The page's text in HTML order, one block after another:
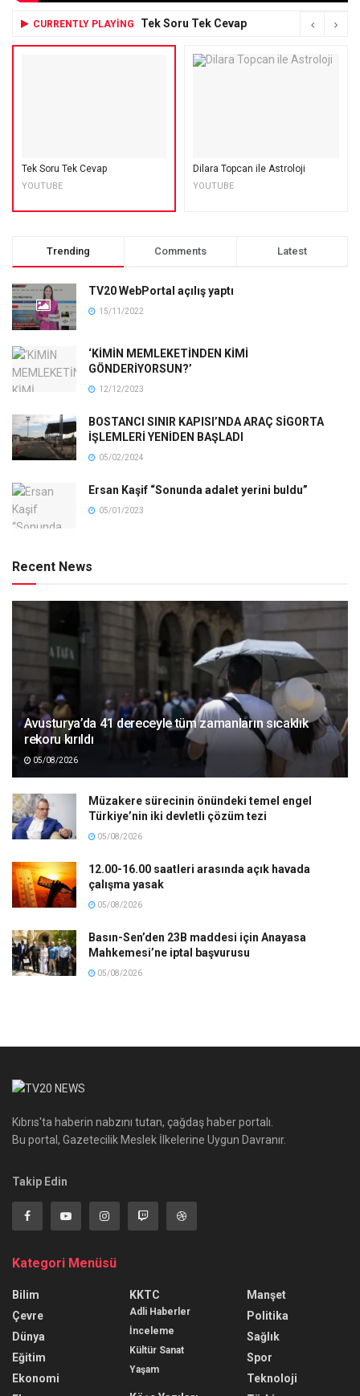
CURRENTLY PLAYING Tek Soru Tek Cevap
Tek Soru Tek Cevap
YOUTUBE
Dilara Topcan ile Astroloji
YOUTUBE
Trending Comments Latest
TV20 WebPortal açılış yaptı
15/11/2022
‘KİMİN MEMLEKETİNDEN KİMİ
GÖNDERİYORSUN?’
12/12/2023
BOSTANCI SINIR KAPISI’NDA ARAÇ SİGORTA
İŞLEMLERİ YENİDEN BAŞLADI
05/02/2024
Ersan Kaşif “Sonunda adalet yerini buldu”
05/01/2023
Recent News
Avusturya’da 41 dereceyle tüm zamanların sıcaklık
rekoru kırıldı
05/08/2026
Müzakere sürecinin önündeki temel engel
Türkiye’nin iki devletli çözüm tezi
05/08/2026
12.00-16.00 saatleri arasında açık havada
çalışma yasak
05/08/2026
Basın-Sen’den 23B maddesi için Anayasa
Mahkemesi’ne iptal başvurusu
05/08/2026
Kıbrıs'ta haberin nabzını tutan, çağdaş haber portalı.
Bu portal, Gazetecilik Meslek İlkelerine Uygun Davranır.
Takip Edin
Kategori Menüsü
Bilim
Çevre
Dünya
Eğitim
Ekonomi
KKTC
Adli Haberler
İnceleme
Kültür Sanat
Yaşam
Manşet
Politika
Sağlık
Spor
Teknoloji